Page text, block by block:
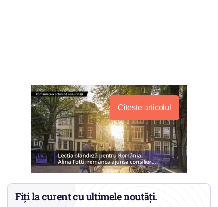
Citește articolul
Fiți la curent cu ultimele noutăți.